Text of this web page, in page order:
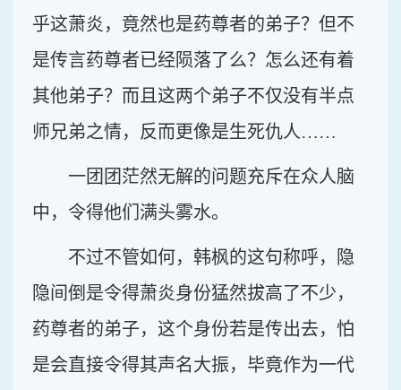
乎这萧炎，竟然也是药尊者的弟子？但不
是传言药尊者已经陨落了么？怎么还有着
其他弟子？而且这两个弟子不仅没有半点
师兄弟之情，反而更像是生死仇人……
一团团茫然无解的问题充斥在众人脑
中，令得他们满头雾水。
不过不管如何，韩枫的这句称呼，隐
隐间倒是令得萧炎身份猛然拔高了不少，
药尊者的弟子，这个身份若是传出去，怕
是会直接令得其声名大振，毕竟作为一代